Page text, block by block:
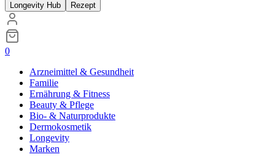
Longevity Hub Rezept
0
Arzneimittel & Gesundheit
Familie
Ernährung & Fitness
Beauty & Pflege
Bio- & Naturprodukte
Dermokosmetik
Longevity
Marken